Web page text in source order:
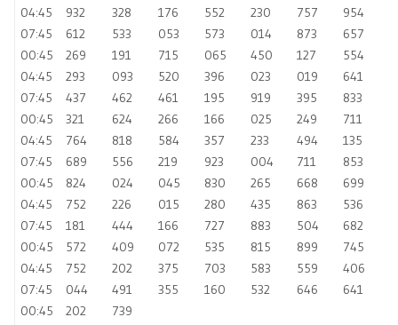
04:45
932 328 176 552 230 757
954
07:45
612 533 053 573 014 873
657
00:45
269 191 715 065 450 127
554
04:45
293 093 520 396 023 019
641
07:45
437 462 461 195 919 395
833
00:45
321 624 266 166 025 249
711
04:45
764 818 584 357 233 494
135
07:45
689 556 219 923 004 711
853
00:45
824 024 045 830 265 668
699
04:45
752 226 015 280 435 863
536
07:45
181 444 166 727 883 504
682
00:45
572 409 072 535 815 899
745
04:45
752 202 375 703 583 559
406
07:45
044 491 355 160 532 646
641
00:45
202
739